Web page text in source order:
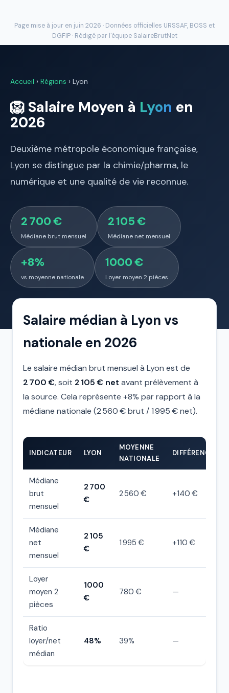
Page mise à jour en juin 2026 · Données officielles URSSAF, BOSS et
DGFIP · Rédigé par l'équipe SalaireBrutNet
Accueil › Régions › Lyon
🦁 Salaire Moyen à Lyon en
2026
Deuxième métropole économique française,
Lyon se distingue par la chimie/pharma, le
numérique et une qualité de vie reconnue.
2 700 €
Médiane brut mensuel
2 105 €
Médiane net mensuel
+8%
vs moyenne nationale
1000 €
Loyer moyen 2 pièces
Salaire médian à Lyon vs
nationale en 2026
Le salaire médian brut mensuel à Lyon est de
2 700 €, soit 2 105 € net avant prélèvement à
la source. Cela représente +8% par rapport à la
médiane nationale (2 560 € brut / 1 995 € net).
INDICATEUR LYON
MOYENNE
NATIONALE
DIFFÉRENCE
Médiane
brut
mensuel
2 700
€
2 560 € +140 €
Médiane
net
mensuel
2 105
€
1 995 € +110 €
Loyer
moyen 2
pièces
1000
€
780 € —
Ratio
loyer/net
médian
48% 39% —